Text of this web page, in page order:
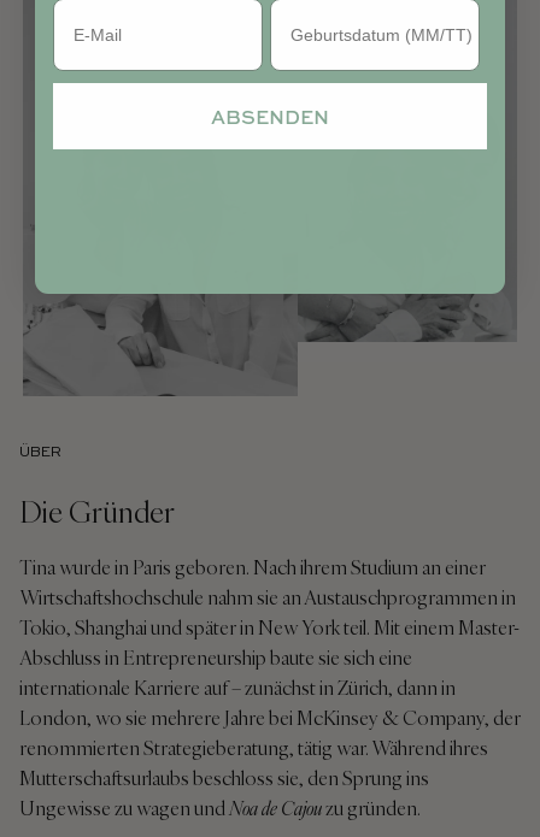
ÜBER
Die Gründer
Tina wurde in Paris geboren. Nach ihrem Studium an einer
Wirtschaftshochschule nahm sie an Austauschprogrammen in
Tokio, Shanghai und später in New York teil. Mit einem Master-
Abschluss in Entrepreneurship baute sie sich eine
internationale Karriere auf – zunächst in Zürich, dann in
London, wo sie mehrere Jahre bei McKinsey & Company, der
renommierten Strategieberatung, tätig war. Während ihres
Mutterschaftsurlaubs beschloss sie, den Sprung ins
Ungewisse zu wagen undNoa de Cajouzu gründen.
Geburtstag
ABSENDEN